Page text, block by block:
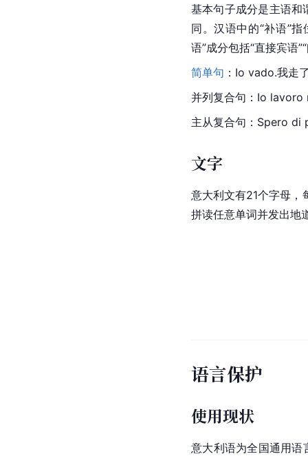
基本句子成分是主语和
同。汉语中的“补语”
语”成分包括“直接宾语
简单句 ：Io vado.我走
并列复合句：Io lavoro
主从复合句：Spero di
文字
意大利文有21个字母，
拼读任意单词并发出地
语言保护
使用现状
意大利语为全国通用语